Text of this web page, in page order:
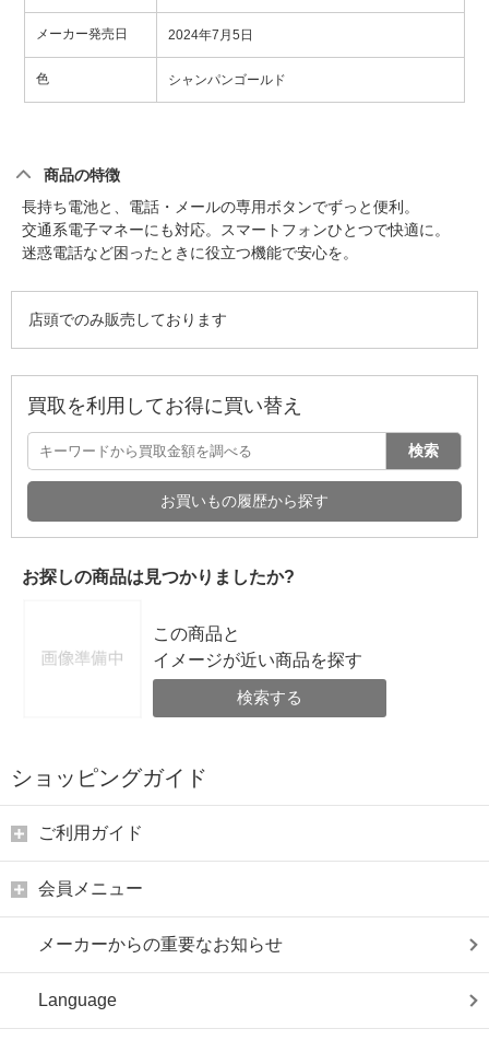
メーカー発売日 2024年7月5日
色 シャンパンゴールド
商品の特徴
長持ち電池と、電話・メールの専用ボタンでずっと便利。
交通系電子マネーにも対応。スマートフォンひとつで快適に。
迷惑電話など困ったときに役立つ機能で安心を。
店頭でのみ販売しております
買取を利用してお得に買い替え
検索
お買いもの履歴から探す
お探しの商品は見つかりましたか?
この商品と
イメージが近い商品を探す
検索する
ショッピングガイド
ご利用ガイド
会員メニュー
メーカーからの重要なお知らせ
Language